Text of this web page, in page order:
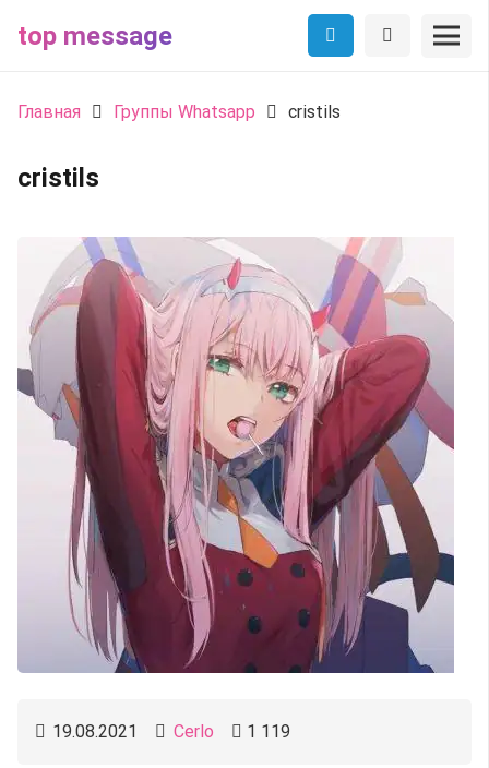
top message
Главная Группы Whatsapp cristils
cristils
19.08.2021 Cerlo 1 119